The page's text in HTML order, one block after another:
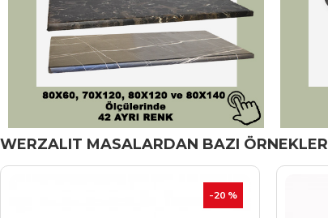
WERZALIT MASALARDAN BAZI ÖRNEKLER
-20 %